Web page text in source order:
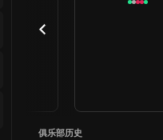
俱乐部历史